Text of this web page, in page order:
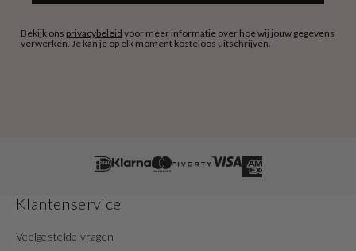
Bekijk ons privacybeleid voor meer informatie over hoe wij jouw gegevens
verwerken. Je kan je op elk moment kosteloos uitschrijven.
Klantenservice
Veelgestelde vragen